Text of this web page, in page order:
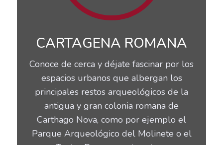
CARTAGENA ROMANA
Conoce de cerca y déjate fascinar por los
espacios urbanos que albergan los
principales restos arqueológicos de la
antigua y gran colonia romana de
Carthago Nova, como por ejemplo el
Parque Arqueológico del Molinete o el